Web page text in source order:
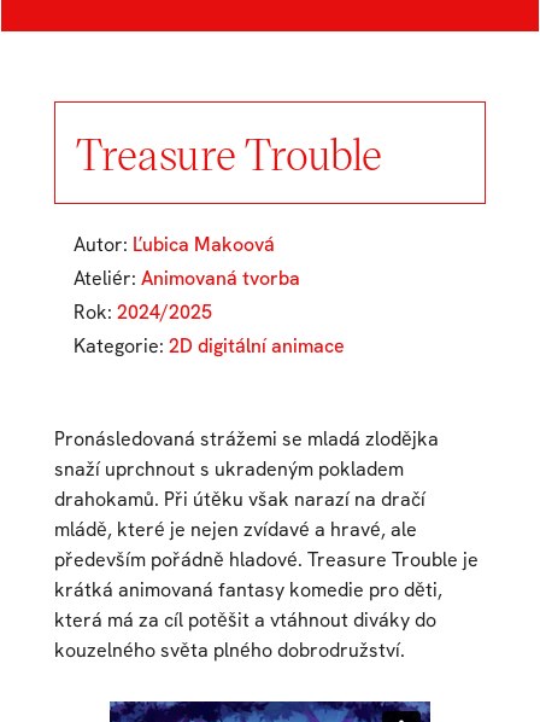
Treasure Trouble
Autor: Ľubica Makoová
Ateliér: Animovaná tvorba
Rok: 2024/2025
Kategorie: 2D digitální animace
Pronásledovaná strážemi se mladá zlodějka
snaží uprchnout s ukradeným pokladem
drahokamů. Při útěku však narazí na dračí
mládě, které je nejen zvídavé a hravé, ale
především pořádně hladové. Treasure Trouble je
krátká animovaná fantasy komedie pro děti,
která má za cíl potěšit a vtáhnout diváky do
kouzelného světa plného dobrodružství.